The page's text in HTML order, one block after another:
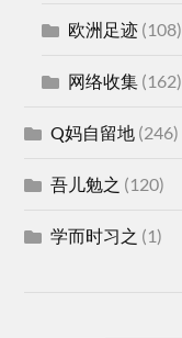
欧洲足迹 (108)
网络收集 (162)
Q妈自留地 (246)
吾儿勉之 (120)
学而时习之 (1)